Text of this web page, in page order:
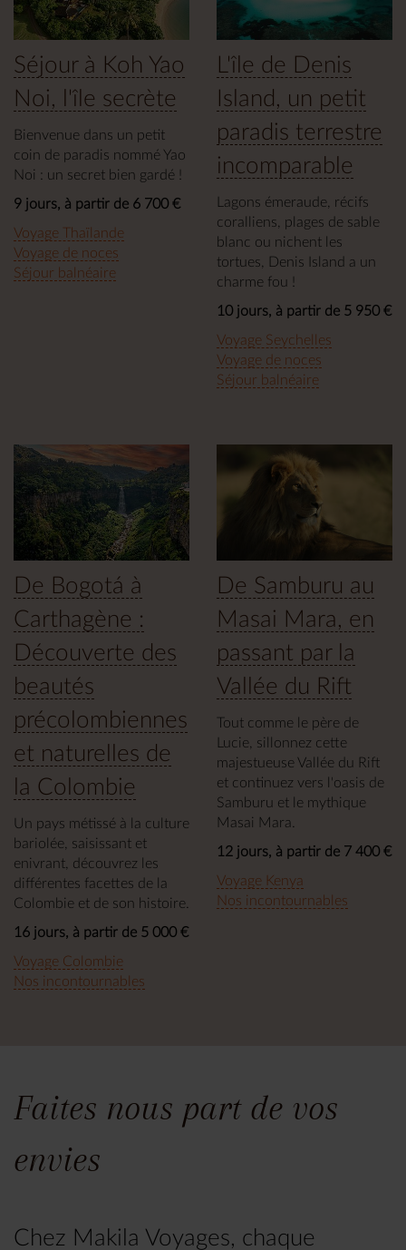
Séjour à Koh Yao
Noi, l'île secrète
Bienvenue dans un petit
coin de paradis nommé Yao
Noi : un secret bien gardé !
9 jours, à partir de 6 700 €
Voyage Thaïlande
Voyage de noces
Séjour balnéaire
L'île de Denis
Island, un petit
paradis terrestre
incomparable
Lagons émeraude, récifs
coralliens, plages de sable
blanc ou nichent les
tortues, Denis Island a un
charme fou !
10 jours, à partir de 5 950 €
Voyage Seychelles
Voyage de noces
Séjour balnéaire
De Bogotá à
Carthagène :
Découverte des
beautés
précolombiennes
et naturelles de
la Colombie
Un pays métissé à la culture
bariolée, saisissant et
enivrant, découvrez les
différentes facettes de la
Colombie et de son histoire.
16 jours, à partir de 5 000 €
Voyage Colombie
Nos incontournables
De Samburu au
Masai Mara, en
passant par la
Vallée du Rift
Tout comme le père de
Lucie, sillonnez cette
majestueuse Vallée du Rift
et continuez vers l'oasis de
Samburu et le mythique
Masai Mara.
12 jours, à partir de 7 400 €
Voyage Kenya
Nos incontournables
Faites nous part de vos
envies
Chez Makila Voyages, chaque